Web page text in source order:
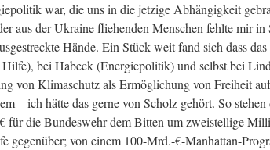
war, die uns in die jet­zi­ge Abhän­gig­keit
aus der Ukrai­ne flie­hen­den Men­schen fehl­te mir in
Hän­de. Ein Stück weit fand sich dass
bei Habeck (Ener­gie­po­li­tik) und selbst bei
von Kli­ma­schutz als Ermög­li­chung von Frei­heit
– ich hät­te das ger­ne von Scholz gehört. So
für die Bun­des­wehr dem Bit­ten um zwei­stel­li­ge
gegen­über; von einem 100-Mrd.-€-Manhattan-